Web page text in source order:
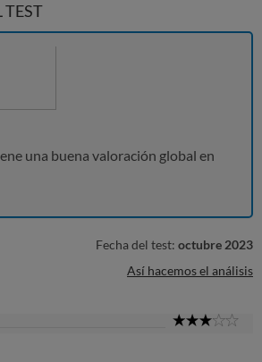
TEST
una buena valoración global en
Fecha del test: octubre 2023
Así hacemos el análisis